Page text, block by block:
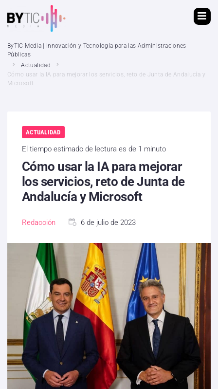
ByTIC Media | Innovación y Tecnología para las Administraciones
Públicas
Actualidad
Cómo usar la IA para mejorar los servicios, reto de Junta de Andalucía y
Microsoft
ACTUALIDAD
El tiempo estimado de lectura es de 1 minuto
Cómo usar la IA para mejorar
los servicios, reto de Junta de
Andalucía y Microsoft
Redacción 6 de julio de 2023